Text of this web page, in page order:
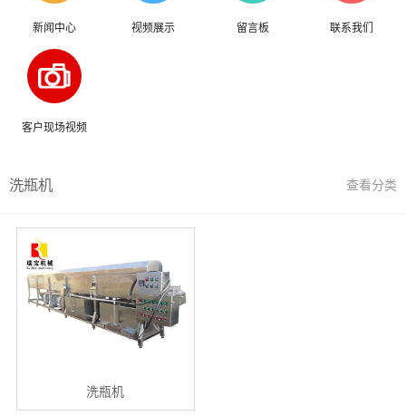
新闻中心 视频展示 留言板 联系我们
客户现场视频
洗瓶机 查看分类
洗瓶机